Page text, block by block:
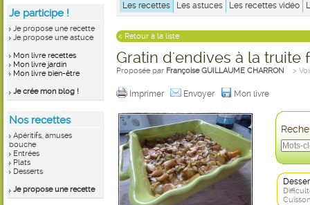
Je participe !
Je propose une recette
Je propose une astuce
Mon livre recettes
Mon livre jardin
Mon livre bien-être
Je crée mon blog !
Nos recettes
Apéritifs, amuses
bouche
Entrées
Plats
Desserts
Je propose une recette
Les recettes Les astuces Les recettes vidéo
< Retour à la liste
Gratin d'endives à la truite
Proposée par Françoise GUILLAUME CHARRON >
Imprimer Envoyer Mon livre